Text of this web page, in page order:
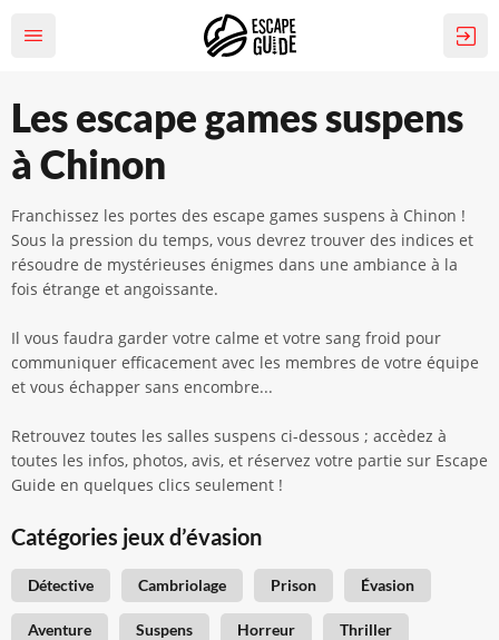
Les escape games suspens
à Chinon
Franchissez les portes des escape games suspens à Chinon !
Sous la pression du temps, vous devrez trouver des indices et
résoudre de mystérieuses énigmes dans une ambiance à la
fois étrange et angoissante.
Il vous faudra garder votre calme et votre sang froid pour
communiquer efficacement avec les membres de votre équipe
et vous échapper sans encombre...
Retrouvez toutes les salles suspens ci-dessous ; accèdez à
toutes les infos, photos, avis, et réservez votre partie sur Escape
Guide en quelques clics seulement !
Catégories jeux d’évasion
Détective Cambriolage Prison Évasion
Aventure Suspens Horreur Thriller